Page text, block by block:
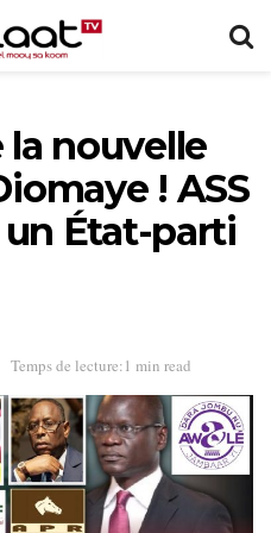
la nouvelle
! ASS
État-parti
Temps de lecture:1 min read